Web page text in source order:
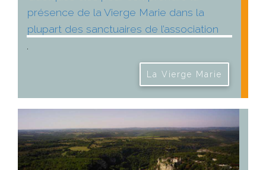
présence de la Vierge Marie dans la
plupart des sanctuaires de l’association
.
La Vierge Marie